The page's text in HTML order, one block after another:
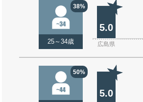
38%
25～34歳
5.0
広島県
50%
5.0